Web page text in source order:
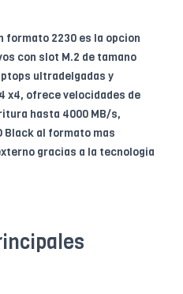
formato 2230 es la opcion
con slot M.2 de tamano
ultradelgadas y
x4, ofrece velocidades de
hasta 4000 MB/s,
Black al formato mas
gracias a la tecnologia